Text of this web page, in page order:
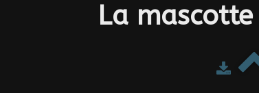
La